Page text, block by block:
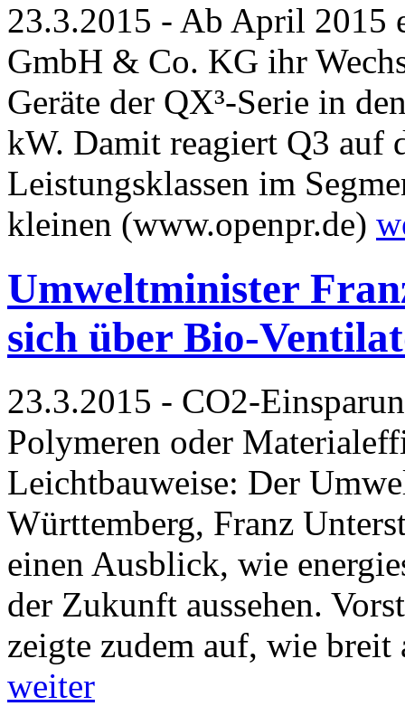
23.3.2015 - Ab April 2015
GmbH & Co. KG ihr
Geräte der QX³-Serie in
kW. Damit reagiert Q3 auf
Leistungsklassen im
kleinen (www.openpr.de)
Umweltminister
sich über Bio-
23.3.2015 - CO2-
Polymeren oder
Leichtbauweise: Der
Württemberg, Franz
einen Ausblick, wie
der Zukunft aussehen.
zeigte zudem auf, wie
weiter